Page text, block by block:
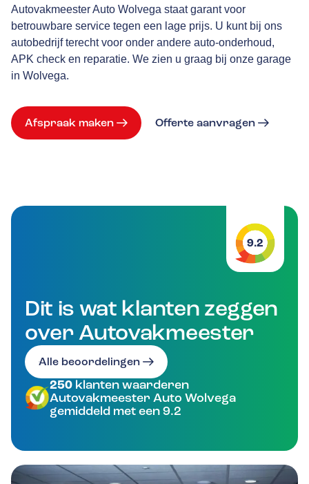
Autovakmeester Auto Wolvega staat garant voor
betrouwbare service tegen een lage prijs. U kunt bij ons
autobedrijf terecht voor onder andere auto-onderhoud,
APK check en reparatie. We zien u graag bij onze garage
in Wolvega.
Afspraak maken Offerte aanvragen
9.2
Dit is wat klanten zeggen
over Autovakmeester
Alle beoordelingen
250 klanten waarderen
Autovakmeester Auto Wolvega
gemiddeld met een 9.2